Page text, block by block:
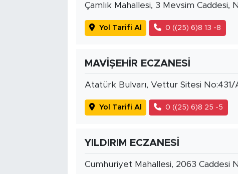
Çamlık Mahallesi, 3 Mevsim Caddesi,
Yol Tarifi Al 0 ((25) 6)8 13 -8
MAVİŞEHİR ECZANESİ
Atatürk Bulvarı, Vettur Sitesi No:431/
Yol Tarifi Al 0 ((25) 6)8 25 -5
YILDIRIM ECZANESİ
Cumhuriyet Mahallesi, 2063 Caddesi